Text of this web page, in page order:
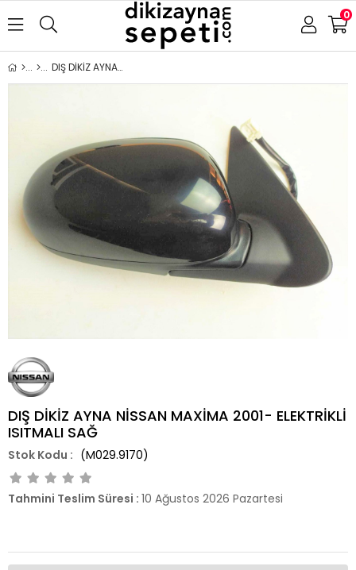
0
DIŞ DİKİZ AYNA NİSSAN MAXİMA 2001- ELEKTRİKLİ ISITMALI SAĞ
DIŞ DİKİZ AYNA NİSSAN MAXİMA 2001- ELEKTRİKLİ
ISITMALI SAĞ
(M029.9170)
Tahmini Teslim Süresi : 10 Ağustos 2026 Pazartesi